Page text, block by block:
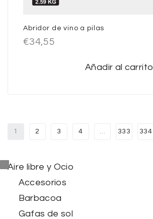
Abridor de vino a pilas
€34,55
Añadir al carrito
1 2 3 4 … 333 334
Aire libre y Ocio
Accesorios
Barbacoa
Gafas de sol